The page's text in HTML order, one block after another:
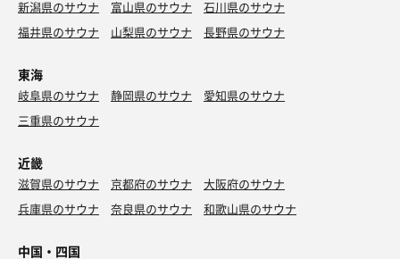
新潟県のサウナ 富山県のサウナ
石川県のサウナ
福井県のサウナ
山梨県のサウナ 長野県のサウナ
東海
岐阜県のサウナ 静岡県のサウナ
愛知県のサウナ
三重県のサウナ
近畿
滋賀県のサウナ 京都府のサウナ
大阪府のサウナ
兵庫県のサウナ
奈良県のサウナ 和歌山県のサウナ
中国・四国